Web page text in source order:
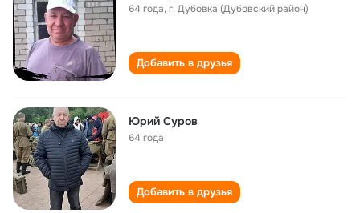
64 года,г. Дубовка (Дубовский район)
Добавить в друзья
Юрий Суров
64 года
Добавить в друзья